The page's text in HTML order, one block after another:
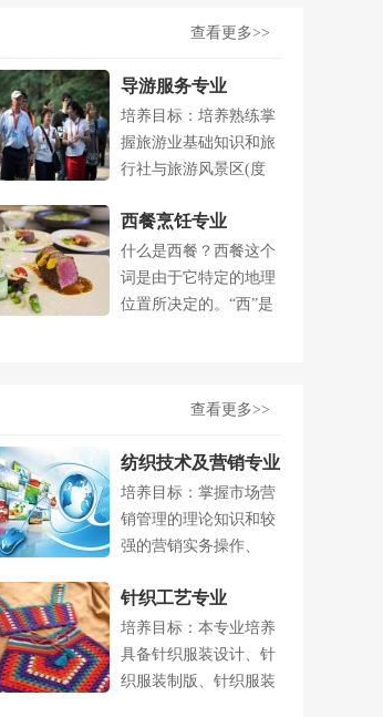
查看更多>>
导游服务专业
培养目标：培养熟练掌
握旅游业基础知识和旅
行社与旅游风景区(度
西餐烹饪专业
什么是西餐？西餐这个
词是由于它特定的地理
位置所决定的。“西”是
查看更多>>
纺织技术及营销专业
培养目标：掌握市场营
销管理的理论知识和较
强的营销实务操作、
针织工艺专业
培养目标：本专业培养
具备针织服装设计、针
织服装制版、针织服装